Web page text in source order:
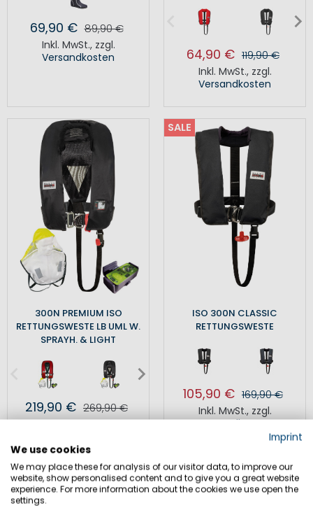
69,90 € 89,90 €
Inkl. MwSt., zzgl.
Versandkosten
64,90 € 119,90 €
Inkl. MwSt., zzgl.
Versandkosten
300N PREMIUM ISO
RETTUNGSWESTE LB UML W.
SPRAYH. & LIGHT
219,90 € 269,90 €
Inkl. MwSt.,zzgl.
SALE
ISO 300N CLASSIC
RETTUNGSWESTE
105,90 € 169,90 €
Inkl. MwSt., zzgl.
Versandkosten
SALE
Imprint
We use cookies
We may place these for analysis of our visitor data, to improve our
website, show personalised content and to give you a great website
experience. For more information about the cookies we use open the
settings.